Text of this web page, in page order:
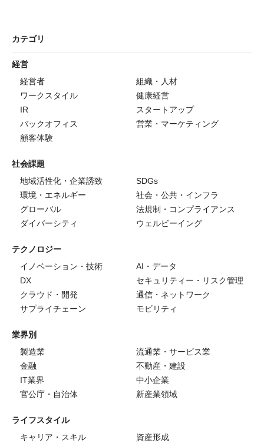
カテゴリ
経営
経営者
組織・人材
ワークスタイル
健康経営
IR
スタートアップ
バックオフィス
営業・マーケティング
顧客体験
社会課題
地域活性化・企業誘致
SDGs
環境・エネルギー
社会・公共・インフラ
グローバル
法規制・コンプライアンス
ダイバーシティ
ウェルビーイング
テクノロジー
イノベーション・技術
AI・データ
DX
セキュリティー・リスク管理
クラウド・開発
通信・ネットワーク
サプライチェーン
モビリティ
業界別
製造業
流通業・サービス業
金融
不動産・建設
IT業界
中小企業
官公庁・自治体
新産業領域
ライフスタイル
キャリア・スキル
資産形成